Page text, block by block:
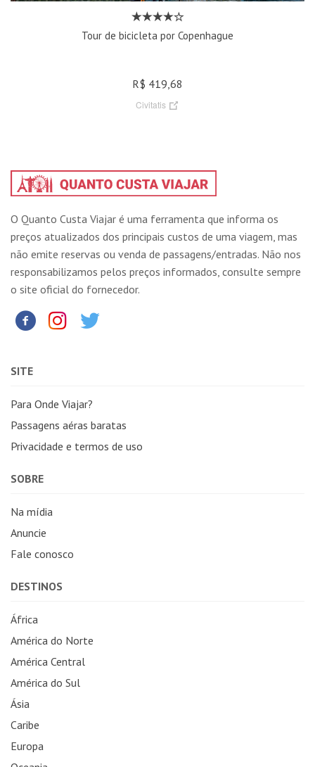
Tour de bicicleta por Copenhague
R$ 419,68
Civitatis
O Quanto Custa Viajar é uma ferramenta que informa os
preços atualizados dos principais custos de uma viagem, mas
não emite reservas ou venda de passagens/entradas. Não nos
responsabilizamos pelos preços informados, consulte sempre
o site oficial do fornecedor.
SITE
Para Onde Viajar?
Passagens aéras baratas
Privacidade e termos de uso
SOBRE
Na mídia
Anuncie
Fale conosco
DESTINOS
África
América do Norte
América Central
América do Sul
Ásia
Caribe
Europa